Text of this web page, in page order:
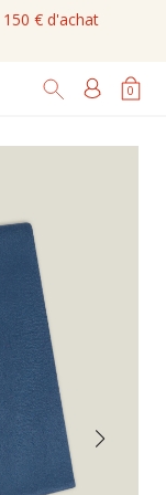
€ d'achat
0